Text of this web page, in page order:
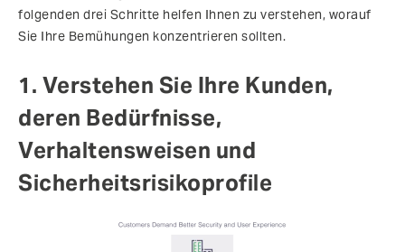
folgenden drei Schritte helfen Ihnen zu verstehen, worauf
Sie Ihre Bemühungen konzentrieren sollten.
1. Verstehen Sie Ihre Kunden,
deren Bedürfnisse,
Verhaltensweisen und
Sicherheitsrisikoprofile